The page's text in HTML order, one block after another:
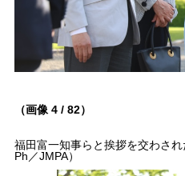
（画像 4 / 82）
福田富一知事らと挨拶を交わさ
Ph／JMPA）